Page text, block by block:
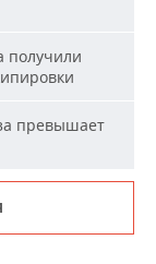
получили
превышает